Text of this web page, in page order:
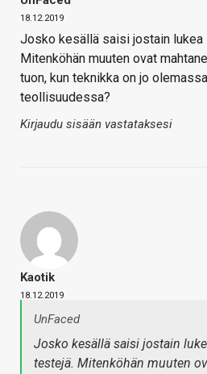
18.12.2019
Josko kesällä saisi jostain lukea
Mitenköhän muuten ovat
tuon, kun teknikka on jo
teollisuudessa?
Kirjaudu sisään vastataksesi
Kaotik
18.12.2019
UnFaced
Josko kesällä saisi jostain
testejä. Mitenköhän muuten